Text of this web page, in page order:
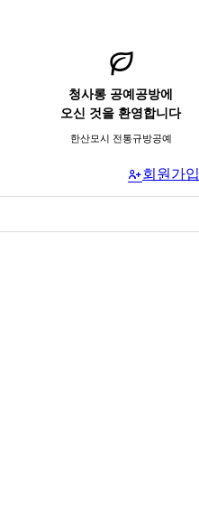
청사롱 공예공방에
오신 것을 환영합니다
한산모시 전통규방공예
회원가입